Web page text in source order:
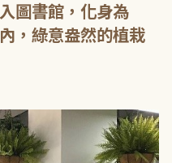
圖書館，化身為
，綠意盎然的植栽